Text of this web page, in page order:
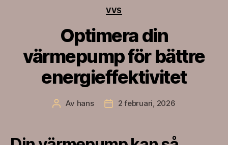
Kategorier
VVS
Optimera din
värmepump för bättre
energieffektivitet
Inläggsförfattare
Av hans Inläggsdatum
2 februari, 2026